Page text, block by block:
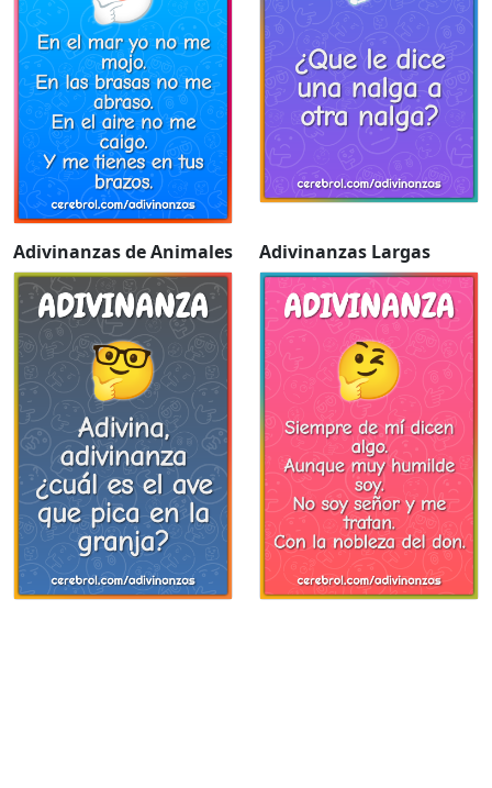
Adivinanzas de Animales Adivinanzas Largas